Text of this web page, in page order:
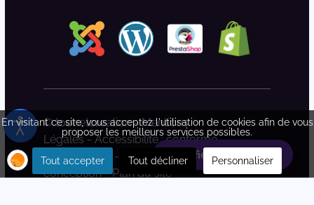
© toonetcreation -Mentions
Légales-Accessibilité : conforme
partiellement
-
Déclaration d'éco-
conception-Plan du site
Planifiez votre rdv
En visitant ce site, vous acceptez l'utilisation de cookies afin de vous
proposer les meilleurs services possibles.
Tout accepter Tout décliner Personnaliser